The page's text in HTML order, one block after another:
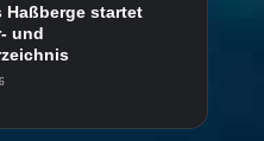
Haßberge startet
und